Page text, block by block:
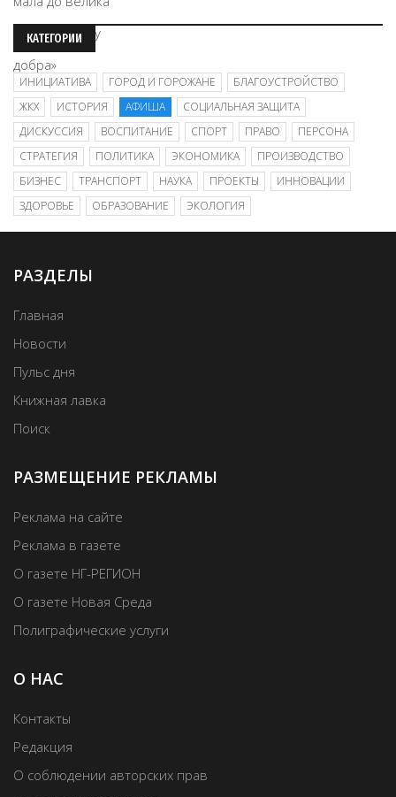
КАТЕГОРИИ
ИНИЦИАТИВА ГОРОД И ГОРОЖАНЕ
БЛАГОУСТРОЙСТВО
ЖКХ
ИСТОРИЯ АФИША
СОЦИАЛЬНАЯ ЗАЩИТА
ДИСКУССИЯ
ВОСПИТАНИЕ СПОРТ ПРАВО
ПЕРСОНА
СТРАТЕГИЯ
ПОЛИТИКА ЭКОНОМИКА
ПРОИЗВОДСТВО
БИЗНЕС
ТРАНСПОРТ НАУКА ПРОЕКТЫ
ИННОВАЦИИ
ЗДОРОВЬЕ
ОБРАЗОВАНИЕ ЭКОЛОГИЯ
РАЗДЕЛЫ
Главная
Новости
Пульс дня
Книжная лавка
Поиск
РАЗМЕЩЕНИЕ РЕКЛАМЫ
Реклама на сайте
Реклама в газете
О газете НГ-РЕГИОН
О газете Новая Среда
Полиграфические услуги
О НАС
Контакты
Редакция
О соблюдении авторских прав